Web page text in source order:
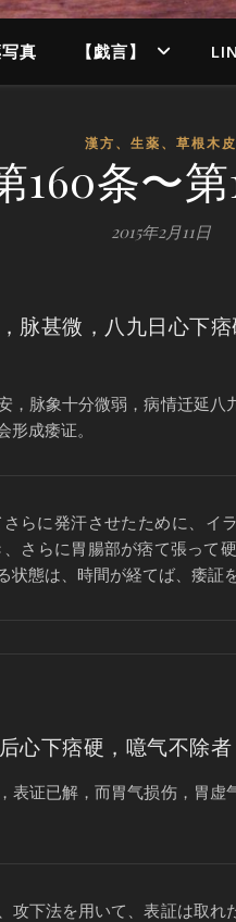
真 【戯言】
漢方、生薬、草根木皮
160条〜第
2015年2月11日
脉甚微，八九日心下
，脉象十分微弱，病情迁延八
成痿证。
らに発汗させたために、イ
さらに胃腸部が痞て張っ
態は、時間が経てば、痿証
心下痞硬，噫气不除者
表证已解，而胃气损伤，胃
攻下法を用いて、表証は取